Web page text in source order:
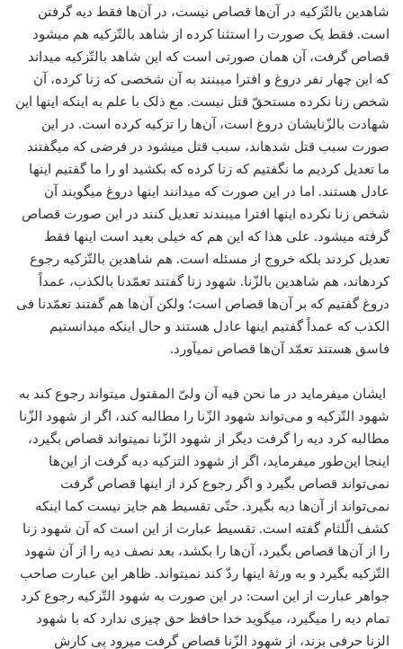
شاهدین بالتّزکیه در آن‌ها قصاص نیست، در آن‌ها فقط دیه گرفتن
است. فقط یک صورت را استثنا کرده از شاهد بالتّزکیه هم می­شود
قصاص گرفت، آن همان صورتی است که این شاهد بالتّزکیه می­داند
که این چهار نفر دروغ و افترا می­بنند به آن شخصی که زنا کرده، آن
شخص زنا نکرده مستحقّ قتل نیست. مع ذلک با علم به اینکه اینها این
شهادت بالزّنایشان دروغ است، آن‌ها را تزکیه کرده است. در این
صورت سبب قتل شده­اند، سبب قتل می­شود در فرضی که می­گفتند
ما تعدیل کردیم ما نگفتیم که زنا کرده که بکشید او را ما گفتیم اینها
عادل هستند. اما در این صورت که می­دانند اینها دروغ می­گویند آن
شخص زنا نکرده اینها افترا می­بندند تعدیل کنند در این صورت قصاص
گرفته می­شود. علی هذا که این هم که خیلی بعید است اینها فقط
تعدیل کردند بلکه خروج از مسئله است. هم شاهدین بالتّزکیه رجوع
کرده­اند، هم شاهدین بالزّنا. شهود زنا گفتند تعمّدنا بالکذب، عمداً
دروغ گفتیم که بر آن‌ها قصاص است؛ ولکن آن‌ها هم گفتند تعمّدنا فی
الکذب که عمداً گفتیم اینها عادل هستند و حال اینکه می­دانستیم
فاسق هستند تعمّد آن‌ها قصاص نمی­آورد.
ایشان می­فرماید در ما نحن فیه آن ولیّ المقتول می­تواند رجوع کند به
شهود التّزکیه و می‌تواند شهود الزّنا را مطالبه کند، اگر از شهود الزّنا
مطالبه کرد دیه را گرفت دیگر از شهود الزّنا نمی­تواند قصاص بگیرد،
اینجا این‌طور می­فرماید، اگر از شهود التزكیه دیه گرفت از این‌ها
نمی‌تواند قصاص بگیرد و اگر رجوع کرد از اینها قصاص گرفت
نمی‌تواند از آن‌ها دیه بگیرد. حتّی تقسیط هم جایز نیست کما اینکه
کشف الّلثام گفته است. تقسیط عبارت از این است که آن شهود زنا
را از آن‌ها قصاص بگیرد، آن‌ها را بکشد، بعد نصف دیه را از آن شهود
التّزکیه بگیرد و به ورثۀ اینها ردّ کند نمی­تواند. ظاهر این عبارت صاحب
جواهر عبارت از این است: در این صورت به شهود التّزکیه رجوع کرد
تمام دیه را می­گیرد، می­گوید خدا حافظ حق چیزی ندارد که با شهود
الزنا حرفی بزند، از شهود الزّنا قصاص گرفت می­رود پی کارش